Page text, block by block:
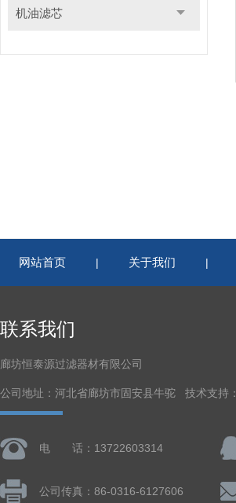
机油滤芯
网站首页 | 关于我们 |
联系我们
廊坊恒泰源过滤器材有限公司
公司地址：河北省廊坊市固安县牛驼 技术支持：
电 话：13722603314
公司传真：86-0316-6127606